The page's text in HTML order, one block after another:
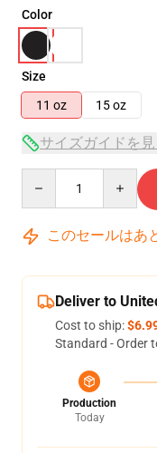
Color
Size
11 oz
15 oz
サイズガイドを見
このセールはあ
Deliver to
Cost to ship:
Standard - Order
Production
Today